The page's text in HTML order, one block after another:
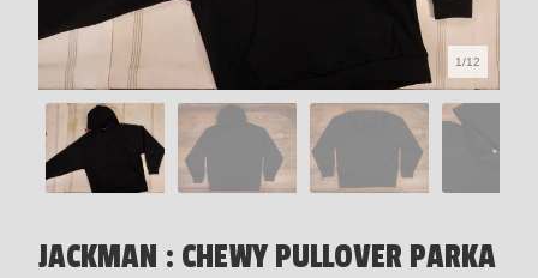
1/12
JACKMAN : CHEWY PULLOVER PARKA